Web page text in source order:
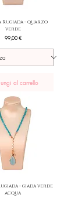
- quarzo
verde
Prezzo
99,00 €
al carrello
- giada verde
acqua